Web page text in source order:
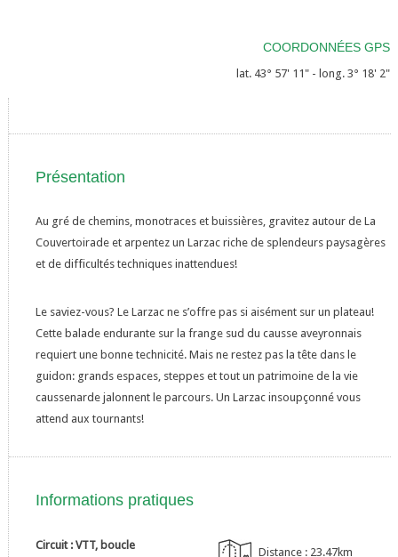
COORDONNÉES GPS
lat. 43° 57' 11" - long. 3° 18' 2"
Présentation
Au gré de chemins, monotraces et buissières, gravitez autour de La
Couvertoirade et arpentez un Larzac riche de splendeurs paysagères
et de difficultés techniques inattendues!
Le saviez-vous? Le Larzac ne s’offre pas si aisément sur un plateau!
Cette balade endurante sur la frange sud du causse aveyronnais
requiert une bonne technicité. Mais ne restez pas la tête dans le
guidon: grands espaces, steppes et tout un patrimoine de la vie
caussenarde jalonnent le parcours. Un Larzac insoupçonné vous
attend aux tournants!
Informations pratiques
Circuit : VTT, boucle
Distance : 23.47km